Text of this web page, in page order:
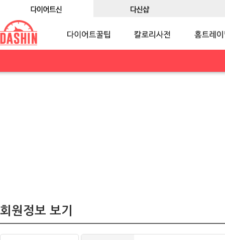
회원정보 보기